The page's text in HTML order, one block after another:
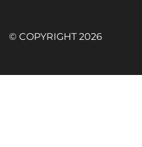
© COPYRIGHT 2026